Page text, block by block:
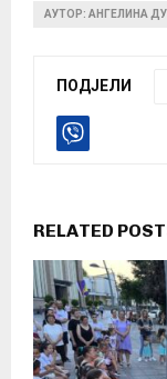
АУТОР: АНГЕЛИНА
ПОДЈЕЛИ
RELATED